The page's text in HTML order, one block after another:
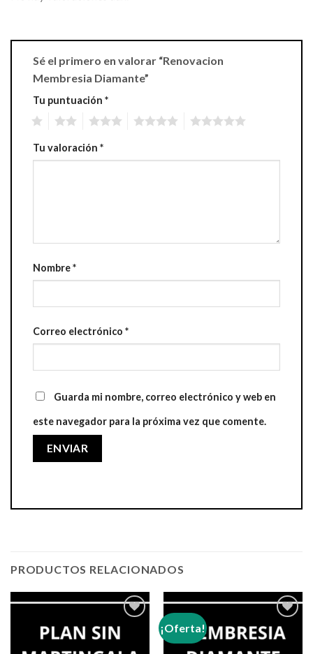
Sé el primero en valorar “Renovacion
Membresia Diamante”
Tu puntuación *
Tu valoración *
Nombre*
Correo electrónico *
Guarda mi nombre, correo electrónico y web en
este navegador para la próxima vez que comente.
PRODUCTOS RELACIONADOS
Añadir
¡Oferta!
Añadir
a la